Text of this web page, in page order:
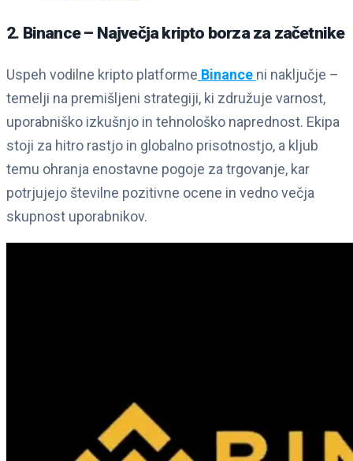
2. Binance – Največja kripto borza za začetnike
Uspeh vodilne kripto platforme Binance ni naključje –
temelji na premišljeni strategiji, ki združuje varnost,
uporabniško izkušnjo in tehnološko naprednost. Ekipa
stoji za hitro rastjo in globalno prisotnostjo, a kljub
temu ohranja enostavne pogoje za trgovanje, kar
potrjujejo številne pozitivne ocene in vedno večja
skupnost uporabnikov.